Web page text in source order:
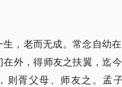
生，老而无成。常念自幼
外，得师友之扶翼，迄今
则胥父母、师友之。孟